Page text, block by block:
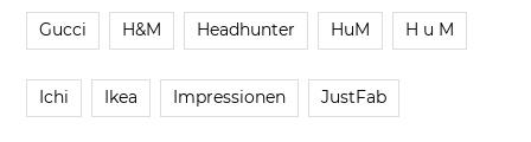
Gucci H&M Headhunter HuM H u M
Ichi Ikea Impressionen JustFab